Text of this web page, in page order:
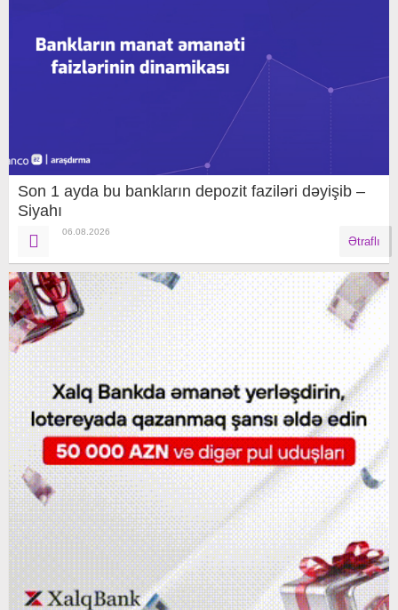
Son 1 ayda bu bankların depozit faziləri dəyişib –
Siyahı
06.08.2026
Ətraflı